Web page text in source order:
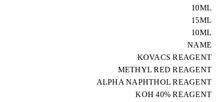
10ML
15ML
10ML
NAME
KOVACS REAGENT
METHYL RED REAGENT
ALPHA NAPHTHOL REAGENT
KOH 40% REAGENT